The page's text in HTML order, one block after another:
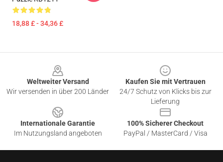
18,88 £ - 34,36 £
Weltweiter Versand
Wir versenden in über 200 Länder
Kaufen Sie mit Vertrauen
24/7 Schutz von Klicks bis zur
Lieferung
Internationale Garantie
Im Nutzungsland angeboten
100% Sicherer Checkout
PayPal / MasterCard / Visa